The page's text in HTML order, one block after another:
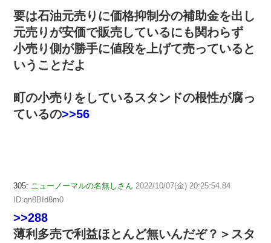
要は石油元売りに価格抑制分の補助金を出し
元売りが安価で販売しているにも関わらず
小売り側が勝手に値段を上げて売っていると
いうことだよ
町の小売りをしているスタンドの根性が腐っ
ているの>>56
305: ニューノーマルの名無しさん 2022/10/07(金) 20:25:54.84
ID:qn8BId8m0
>>288
薄利多売で利益ほとんど無いんだぞ？＞スタ